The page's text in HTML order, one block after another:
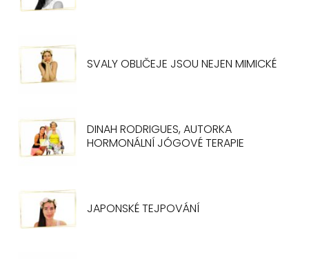
SVALY OBLIČEJE JSOU NEJEN MIMICKÉ
DINAH RODRIGUES, AUTORKA
HORMONÁLNÍ JÓGOVÉ TERAPIE
JAPONSKÉ TEJPOVÁNÍ